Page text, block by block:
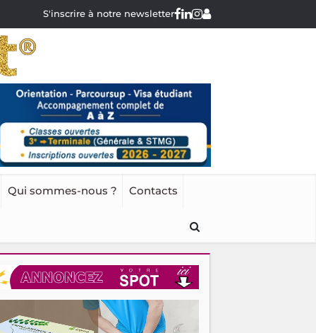
S'inscrire à notre newsletter
Qui sommes-nous ? Contacts